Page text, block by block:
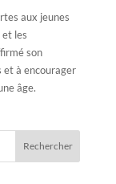
aux jeunes
les
son
et à encourager
âge.